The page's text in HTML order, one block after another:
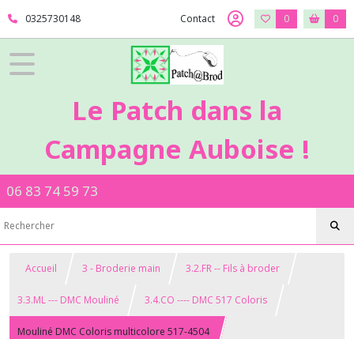
0325730148 Contact 0 0
Le Patch dans la
Campagne Auboise !
06 83 74 59 73
Accueil 3 - Broderie main 3.2.FR -- Fils à broder
3.3.ML --- DMC Mouliné 3.4.CO ---- DMC 517 Coloris
Mouliné DMC Coloris multicolore 517-4504